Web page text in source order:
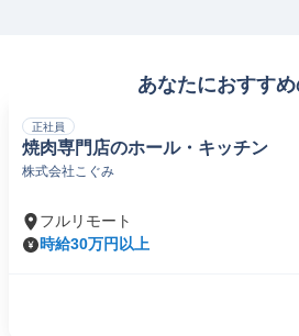
あなたにおすす
正社員
焼肉専門店のホール・キッチン
株式会社こぐみ
フルリモート
時給30万円以上